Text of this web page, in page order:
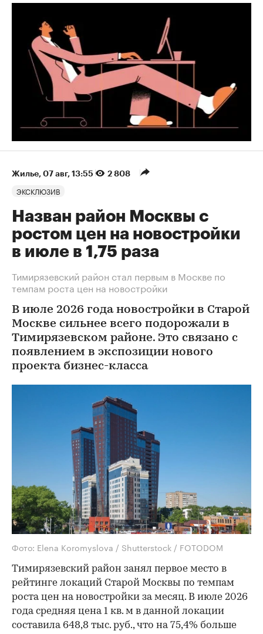
Жилье⁠, 07 авг, 13:55 2 808
ЭКСКЛЮЗИВ
Назван район Москвы с
ростом цен на новостройки
в июле в 1,75 раза
Тимирязевский район стал первым в Москве по
темпам роста цен на новостройки
В июле 2026 года новостройки в Старой
Москве сильнее всего подорожали в
Тимирязевском районе. Это связано с
появлением в экспозиции нового
проекта бизнес-класса
Фото: Elena Koromyslova / Shutterstock / FOTODOM
Тимирязевский район занял первое место в
рейтинге локаций Старой Москвы по темпам
роста цен на новостройки за месяц. В июле 2026
года средняя цена 1 кв. м в данной локации
составила 648,8 тыс. руб., что на 75,4% больше